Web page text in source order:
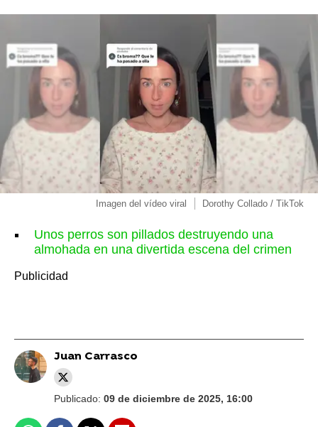
Imagen del vídeo viral Dorothy Collado / TikTok
Unos perros son pillados destruyendo una
almohada en una divertida escena del crimen
Juan Carrasco
Publicado: 09 de diciembre de 2025, 16:00